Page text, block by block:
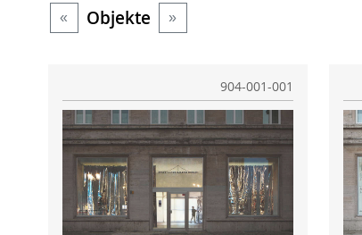
« Objekte »
904-001-001